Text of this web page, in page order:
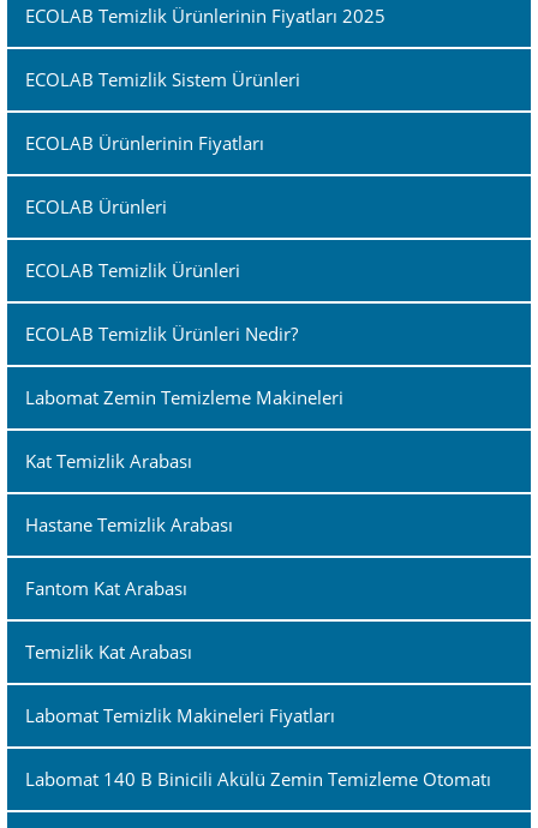
ECOLAB Temizlik Ürünlerinin Fiyatları 2025
ECOLAB Temizlik Sistem Ürünleri
ECOLAB Ürünlerinin Fiyatları
ECOLAB Ürünleri
ECOLAB Temizlik Ürünleri
ECOLAB Temizlik Ürünleri Nedir?
Labomat Zemin Temizleme Makineleri
Kat Temizlik Arabası
Hastane Temizlik Arabası
Fantom Kat Arabası
Temizlik Kat Arabası
Labomat Temizlik Makineleri Fiyatları
Labomat 140 B Binicili Akülü Zemin Temizleme Otomatı